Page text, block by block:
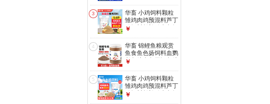
10送5 买20送20】
清凉解暑500ml
3
华畜 小鸡饲料颗粒
雏鸡肉鸡预混料芦丁
鸡饲料鹌鹑鸡食鱼饵
白雏鸡饲料】5.6斤/
袋
￥
4
华畜 锦鲤鱼粮观赏
鱼食鱼色扬饲料血鹦
鹉鱼粮金鱼罗汉鱼粮
【2mm锦鲤鱼粮】
440g
￥
5
华畜 小鸡饲料颗粒
雏鸡肉鸡预混料芦丁
鸡饲料鹌鹑鸡食鱼饵
￥